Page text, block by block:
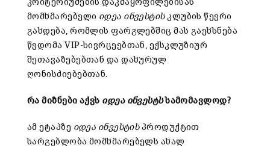
კრიტერიუმების დაკმაყოფილებისას
მომხმარებელი იდეა ინვესტისკლუბის წევრი
გახდება, რომლის ფარგლებშიც მას გაეხსნება
წვდომა VIP-სივრცეებთან, ექსკლუზიურ
შეთავაზებებთან და დახურულ
ღონისძიებებთან.
რა მიზნები აქვს იდეა ინვესტს სამომავლოდ?
ამ ეტაპზე იდეა ინვესტისპროდუქტით
სარგებლობა მომხმარებელს ახალ